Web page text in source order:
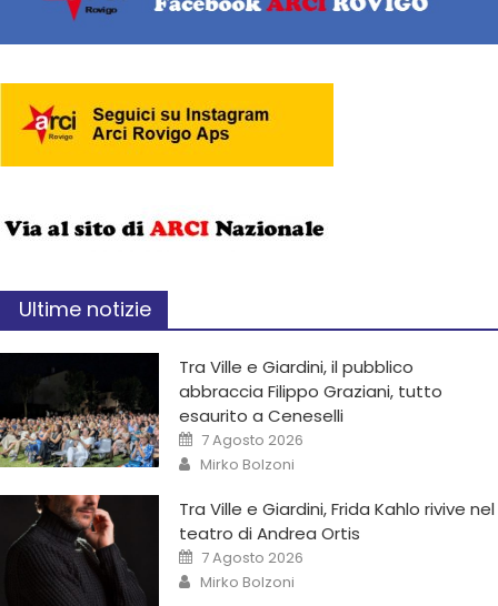
Ultime notizie
Tra Ville e Giardini, il pubblico
abbraccia Filippo Graziani, tutto
esaurito a Ceneselli
7 Agosto 2026
Mirko Bolzoni
Tra Ville e Giardini, Frida Kahlo rivive nel
teatro di Andrea Ortis
7 Agosto 2026
Mirko Bolzoni